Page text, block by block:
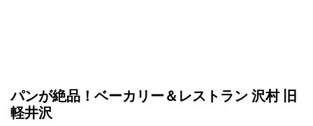
パンが絶品！ベーカリー＆レストラン 沢村 旧
軽井沢